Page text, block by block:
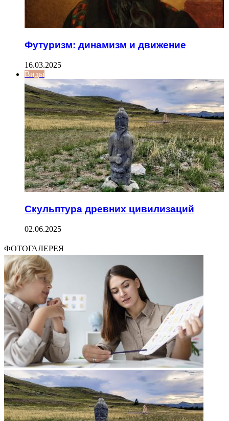
Футуризм: динамизм и движение
16.03.2025
Виды
Скульптура древних цивилизаций
02.06.2025
ФОТОГАЛЕРЕЯ